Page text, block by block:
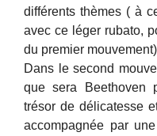
différents thèmes ( à
avec ce léger rubato,
du premier
Dans le second
que sera Beethoven
trésor de délicatesse
accompagnée par